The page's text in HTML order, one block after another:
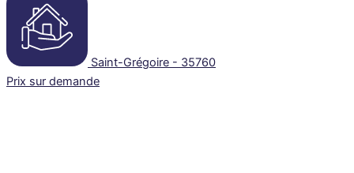
Saint-Grégoire - 35760
Prix sur demande